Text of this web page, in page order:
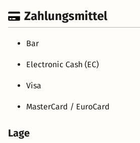
Zahlungsmittel
Bar
Electronic Cash (EC)
Visa
MasterCard / EuroCard
Lage